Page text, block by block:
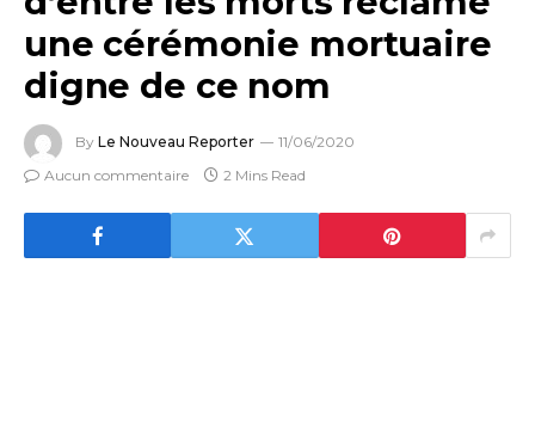
une cérémonie mortuaire
digne de ce nom
By Le Nouveau Reporter
11/06/2020
Aucun commentaire
2 Mins Read